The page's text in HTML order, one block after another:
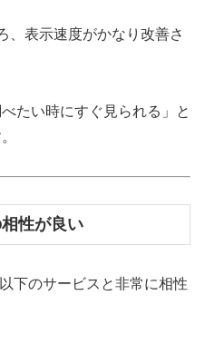
、表示速度がかなり改善さ
たい時にすぐ見られる」と
性が良い
下のサービスと非常に相性